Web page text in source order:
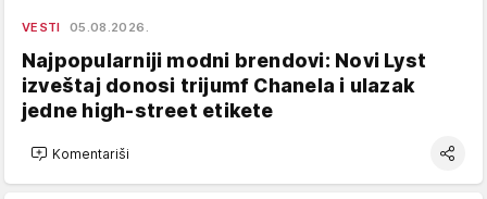
VESTI 05.08.2026.
Najpopularniji modni brendovi: Novi Lyst
izveštaj donosi trijumf Chanela i ulazak
jedne high-street etikete
Komentariši